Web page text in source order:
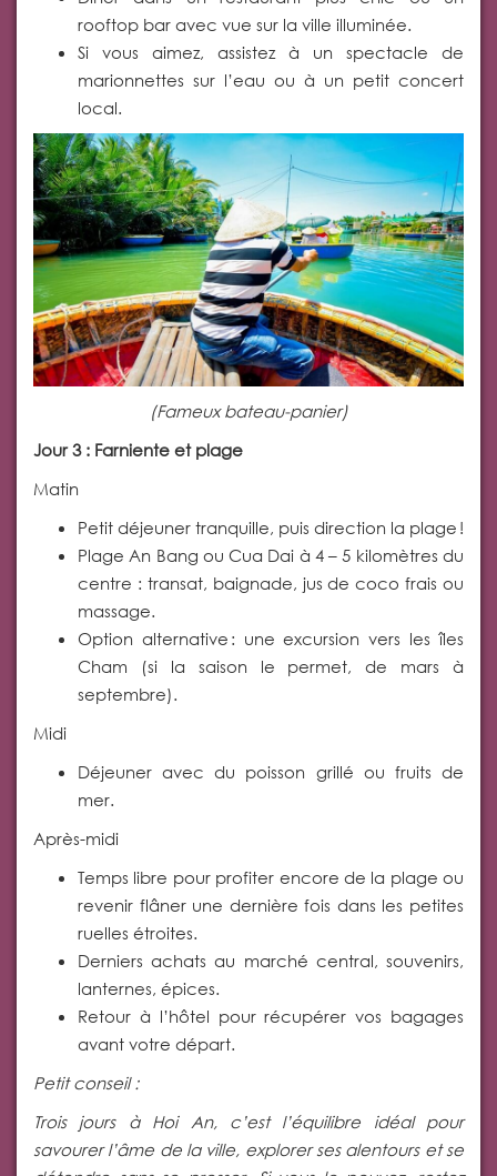
rooftop bar avec vue sur la ville illuminée.
Si vous aimez, assistez à un spectacle de
marionnettes sur l’eau ou à un petit concert
local.
(Fameux bateau-panier)
Jour 3 : Farniente et plage
Matin
Petit déjeuner tranquille, puis direction la plage !
Plage An Bang ou Cua Dai à 4 – 5 kilomètres du
centre : transat, baignade, jus de coco frais ou
massage.
Option alternative : une excursion vers les îles
Cham (si la saison le permet, de mars à
septembre).
Midi
Déjeuner avec du poisson grillé ou fruits de
mer.
Après-midi
Temps libre pour profiter encore de la plage ou
revenir flâner une dernière fois dans les petites
ruelles étroites.
Derniers achats au marché central, souvenirs,
lanternes, épices.
Retour à l’hôtel pour récupérer vos bagages
avant votre départ.
Petit conseil :
Trois jours à Hoi An, c’est l’équilibre idéal pour
savourer l’âme de la ville, explorer ses alentours et se